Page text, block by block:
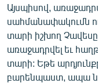
«Ազատության»
Այսպիսով,
սահմանափակումն
տարի իշխող
առաջադրվել եւ
տարի: Եթե
բարենպաստ, ապա